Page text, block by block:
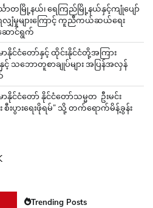
ာတမြို့နယ်၊ ရေကြည်မြို့နယ်နှင့်ကျုံပျော်
ျှံမှုများကြောင့် ကူညီကယ်ဆယ်ရေး
ောင်ရွက်
ာနိုင်ငံတော်နှင့် ထိုင်းနိုင်ငံတို့အကြား
နှင့် သဘောတူစာချုပ်များ အပြန်အလှန်
နိုင်ငံတော် နိုင်ငံတော်သမ္မတ ဦးမင်း
စီးပွားရေးဖိုရမ်” သို့ တက်ရောက်မိန့်ခွန်း
Trending Posts